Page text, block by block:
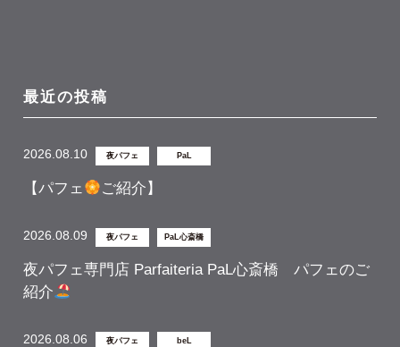
最近の投稿
2026.08.10 夜パフェ PaL
【パフェ ご紹介】
2026.08.09 夜パフェ PaL心斎橋
夜パフェ専門店 Parfaiteria PaL心斎橋 パフェのご
紹介
2026.08.06 夜パフェ beL